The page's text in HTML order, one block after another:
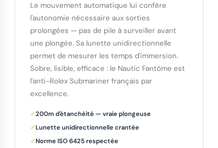
Le mouvement automatique lui confère
l'autonomie nécessaire aux sorties
prolongées — pas de pile à surveiller avant
une plongée. Sa lunette unidirectionnelle
permet de mesurer les temps d'immersion.
Sobre, lisible, efficace : le Nautic Fantôme est
l'anti-Rolex Submariner français par
excellence.
200m d'étanchéité — vraie plongeuse
Lunette unidirectionnelle crantée
Norme ISO 6425 respectée